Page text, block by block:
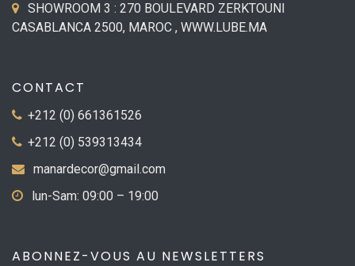
SHOWROOM 3 : 270 BOULEVARD ZERKTOUNI
CASABLANCA 2500, MAROC , WWW.LUBE.MA
CONTACT
+212 (0) 661361526
+212 (0) 539313434
manardecor@gmail.com
lun-Sam: 09:00 – 19:00
ABONNEZ-VOUS AU NEWSLETTERS